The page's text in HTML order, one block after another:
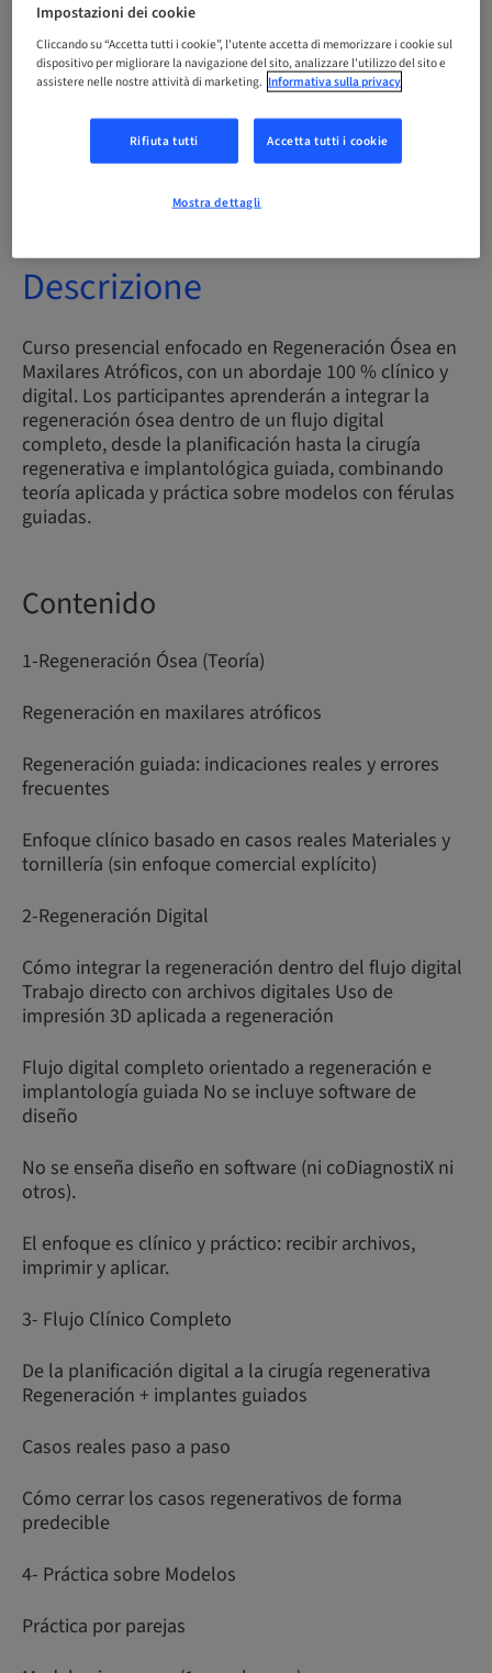
Informazioni sul relatore
Dr.
Francisco Carroquino
Descrizione
Curso presencial enfocado en Regeneración Ósea en
Maxilares Atróficos, con un abordaje 100 % clínico y
digital. Los participantes aprenderán a integrar la
regeneración ósea dentro de un flujo digital
completo, desde la planificación hasta la cirugía
regenerativa e implantológica guiada, combinando
teoría aplicada y práctica sobre modelos con férulas
guiadas.
Contenido
1-Regeneración Ósea (Teoría)
Regeneración en maxilares atróficos
Regeneración guiada: indicaciones reales y errores
frecuentes
Enfoque clínico basado en casos reales Materiales y
tornillería (sin enfoque comercial explícito)
2-Regeneración Digital
Cómo integrar la regeneración dentro del flujo digital
Trabajo directo con archivos digitales Uso de
impresión 3D aplicada a regeneración
Flujo digital completo orientado a regeneración e
implantología guiada No se incluye software de
diseño
No se enseña diseño en software (ni coDiagnostiX ni
otros).
El enfoque es clínico y práctico: recibir archivos,
imprimir y aplicar.
3- Flujo Clínico Completo
De la planificación digital a la cirugía regenerativa
Regeneración + implantes guiados
Casos reales paso a paso
Cómo cerrar los casos regenerativos de forma
predecible
4- Práctica sobre Modelos
Práctica por parejas
Impostazioni dei cookie
Cliccando su “Accetta tutti i cookie”, l'utente accetta di memorizzare i cookie sul
dispositivo per migliorare la navigazione del sito, analizzare l'utilizzo del sito e
assistere nelle nostre attività di marketing. Informativa sulla privacy
Rifiuta tutti Accetta tutti i cookie
Mostra dettagli